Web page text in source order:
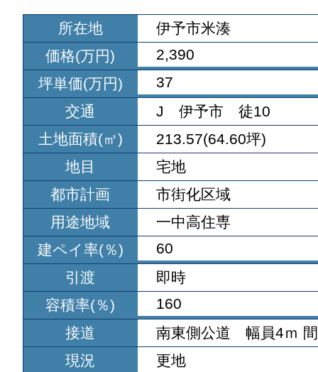
所在地
伊予市米湊
価格(万円)
2,390
坪単価(万円)
37
交通
J 伊予市 徒10
土地面積(㎡)
213.57(64.60坪)
地目
宅地
都市計画
市街化区域
用途地域
一中高住専
建ペイ率(％)
60
引渡
即時
容積率(％)
160
接道
南東側公道 幅員4ｍ
現況
更地